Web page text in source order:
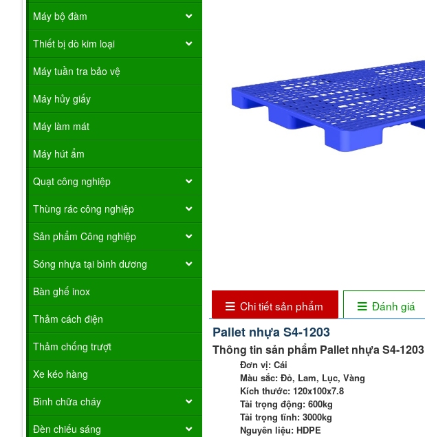
Chi tiết sản phẩm Đánh giá
Pallet nhựaS4-1203
Thông tin sản phẩm Pallet nhựa S4-1203
Đơn vị: Cái
Màu sắc: Đỏ, Lam, Lục, Vàng
Kích thước: 120x100x7.8
Tải trọng động: 600kg
Tải trọng tĩnh: 3000kg
Nguyên liệu: HDPE
Máy bộ đàm
Thiết bị dò kim loại
Máy tuần tra bảo vệ
Máy hủy giấy
Máy làm mát
Máy hút ẩm
Quạt công nghiệp
Thùng rác công nghiệp
Sản phẩm Công nghiệp
Sóng nhựa tại bình dương
Bàn ghế inox
Thảm cách điện
Thảm chống trượt
Xe kéo hàng
Bình chữa cháy
Đèn chiếu sáng